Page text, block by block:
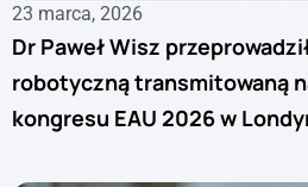
23 marca, 2026
Dr Paweł Wisz
robotyczną transmitowaną
kongresu EAU 2026 w